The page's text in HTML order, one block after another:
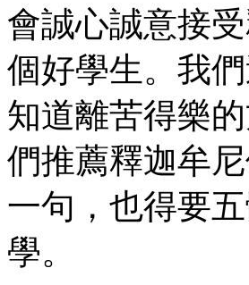
會誠心誠意接
個好學生。我
知道離苦得樂
們推薦釋迦牟
一句，也得要
學。